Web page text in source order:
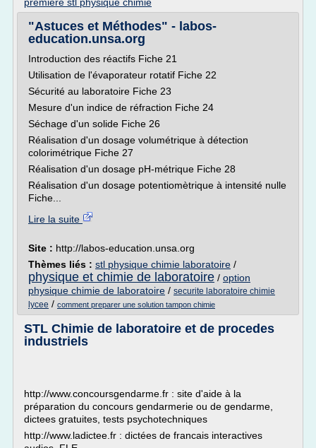
"Astuces et Méthodes" - labos-
education.unsa.org
Introduction des réactifs Fiche 21
Utilisation de l'évaporateur rotatif Fiche 22
Sécurité au laboratoire Fiche 23
Mesure d'un indice de réfraction Fiche 24
Séchage d'un solide Fiche 26
Réalisation d'un dosage volumétrique à détection
colorimétrique Fiche 27
Réalisation d'un dosage pH-métrique Fiche 28
Réalisation d'un dosage potentiomètrique à intensité nulle
Fiche...
Lire la suite
Site : http://labos-education.unsa.org
Thèmes liés : stl physique chimie laboratoire /
physique et chimie de laboratoire / option
physique chimie de laboratoire / securite laboratoire chimie
lycee / comment preparer une solution tampon chimie
STL Chimie de laboratoire et de procedes
industriels
http://www.concoursgendarme.fr : site d'aide à la
préparation du concours gendarmerie ou de gendarme,
dictees gratuites, tests psychotechniques
http://www.ladictee.fr : dictées de francais interactives